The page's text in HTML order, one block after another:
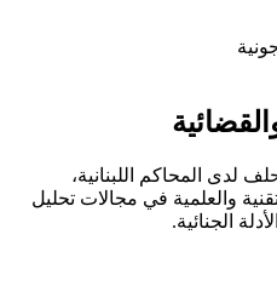
لدى المحاكم اللبنانية،
والعلمية في مجالات تحليل
الجنائية.